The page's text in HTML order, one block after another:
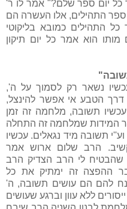
כל יום ספר שלם?" אמר לו ר'
ספר התהילים, אלו העשרה הם
התהילים כמובא בליקוטי
מותו הוא אמר כל יום תיקון
נשאר רק לסמוך על ה',
דרך הטבע אי אפשר להינצל,
תשובה, מלחמה זה זמן
המידות שמלחמה זה התחלה
תשובה מיד נגאלים. עכשיו
הרב שלום ארוש אמר
שהבטיח לי הרב הצדיק הרב
ההפצה זה ימתיק את כל
להם הם עושים תשובה, ה'
ללא עוון וברגע שעושים